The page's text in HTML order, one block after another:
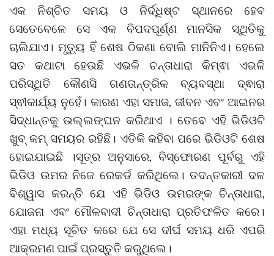
ଏକ ନିଶ୍ଚିତ ସମୟ ଓ ନିର୍ଦ୍ଧିଷ୍ଟ ସ୍ଥାନରେ ହେବ
ସେତେବେଳେ ସେ ଏକ ବିପଦପୂର୍ଣ୍ଣ ମାନସିକ ସ୍ଥିତିକୁ
ଚାଲିଯାଏ। ମୃତ୍ୟୁ ହିଁ ଶେଷ ଠିକଣା ବୋଲି ମାନିନିଏ। ହେଲେ
ସତ କଥାଟା ହେଉଛି ଏଭଳି ଚନ୍ତାଧାରା କିମ୍ଵା ଏଭଳି
ପରିସ୍ଥିତି କୌଣସି ଗଣତାନ୍ତ୍ରିକ ବ୍ୟବସ୍ଥା ଦ୍ଵାରା
ସ୍ଵୀକାର୍ଯ୍ୟ ନୁହେଁ। କାରଣ ଏହା ସମାଜ, ଜୀବନ ଏବଂ ଆଇନର
ସିଦ୍ଧାନ୍ତକୁ ଉଲ୍ଲଙ୍ଘନ କରିଥାଏ । ତେବେ ଏହି ଭିଡିଓଟି
ଖୁବ୍ କମ୍ ସମୟର ରହିଛି। ଏତିକି କହିବା ପରେ ଭିଡିଓଟି ଶେଷ
ହୋଇଯାଇଛି ।ସୂତ୍ର ଅନୁସାରେ, ବିସ୍ଫୋରଣ ପୂର୍ବରୁ ଏହି
ଭିଡିଓ ଉମର ନିଜେ ରେକର୍ଡ କରିଥିଲେ। ତଦନ୍ତକାରୀ ଦଳ
ବିଶ୍ୱାସ କରନ୍ତି ଯେ ଏହି ଭିଡିଓ ଉମରଙ୍କ ଚିନ୍ତାଧାରା,
ଯୋଜନା ଏବଂ ମୌଳବାଦୀ ଚିନ୍ତାଧାରା ପ୍ରତିଫଳିତ କରେ।
ଏହା ମଧ୍ୟ ସୂଚିତ କରେ ଯେ ସେ ଦୀର୍ଘ ସମୟ ଧରି ଏପରି
ଆକ୍ରମଣ ପାଇଁ ପ୍ରସ୍ତୁତି କରୁଥିଲେ।